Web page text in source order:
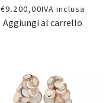
€9.200,00IVA inclusa
Aggiungi al carrello